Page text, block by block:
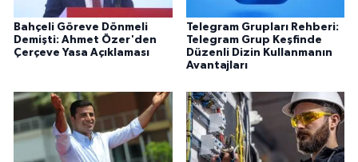
Bahçeli Göreve Dönmeli
Demişti: Ahmet Özer'den
Çerçeve Yasa Açıklaması
Telegram Grupları Rehberi:
Telegram Grup Keşfinde
Düzenli Dizin Kullanmanın
Avantajları